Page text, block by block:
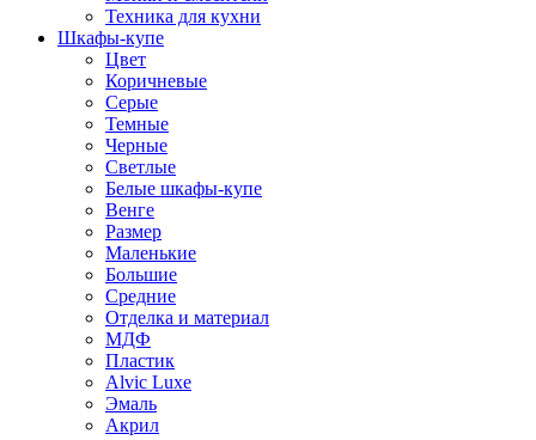
Техника для кухни
Шкафы-купе
Цвет
Коричневые
Серые
Темные
Черные
Светлые
Белые шкафы-купе
Венге
Размер
Маленькие
Большие
Средние
Отделка и материал
МДФ
Пластик
Alvic Luxe
Эмаль
Акрил